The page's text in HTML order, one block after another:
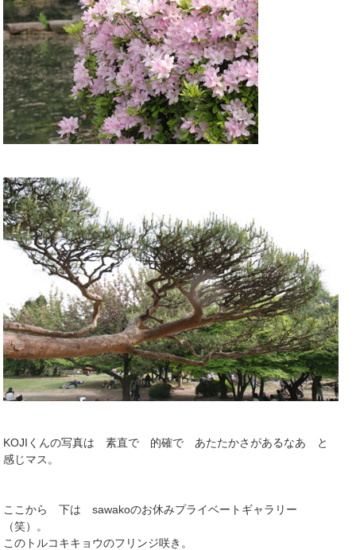
KOJIくんの写真は 素直で 的確で あたたかさがあるなあ と
感じマス。
ここから 下は sawakoのお休みプライベートギャラリー
（笑）。
このトルコキキョウのフリンジ咲き。